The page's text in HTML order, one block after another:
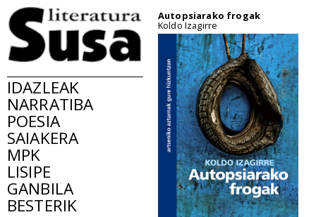
IDAZLEAK
NARRATIBA
POESIA
SAIAKERA
MPK
LISIPE
GANBILA
BESTERIK
Autopsiarako frogak
Koldo Izagirre